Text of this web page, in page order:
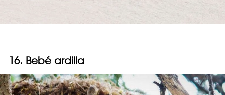
16. Bebé ardilla